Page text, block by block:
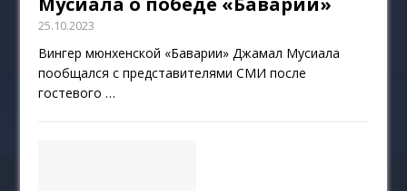
25.10.2023
Вингер мюнхенской «Баварии» Джамал Мусиала
пообщался с представителями СМИ после
гостевого…